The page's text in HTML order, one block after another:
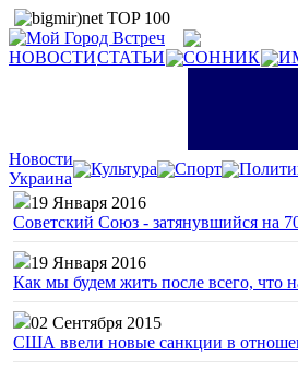
НОВОСТИСТАТЬИ СОННИК
Новости
Украина
Культура Спорт
19 Января 2016
Советский Союз - затянувшийся на
19 Января 2016
Как мы будем жить после всего, что
02 Сентября 2015
США ввели новые санкции в